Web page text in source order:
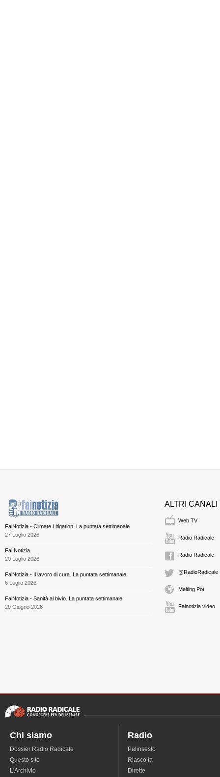
FaiNotizia - Climate Litigation. La puntata settimanale
27 Luglio 2026
Fai Notizia
20 Luglio 2026
FaiNotizia - Il lavoro di cura. La puntata settimanale
6 Luglio 2026
FaiNotizia - Sanità al bivio. La puntata settimanale
29 Giugno 2026
ALTRI CANALI
Web TV
Radio Radicale
Radio Radicale
@RadioRadicale
Melting Pot
Fainotizia video
Chi siamo
Dossier Radio Radicale
Questo sito
L'Archivio
Radio
Palinsesto
Riascolta
Dirette